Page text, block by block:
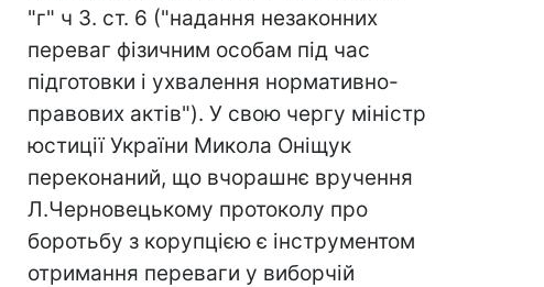
"г" ч 3. ст. 6 ("надання незаконних
переваг фізичним особам під час
підготовки і ухвалення нормативно-
правових актів"). У свою чергу міністр
юстиції України Микола Оніщук
переконаний, що вчорашнє вручення
Л.Черновецькому протоколу про
боротьбу з корупцією є інструментом
отримання переваги у виборчій